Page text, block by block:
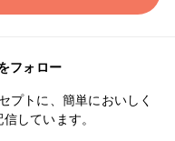
フォロー
プトに、簡単においしく
しています。